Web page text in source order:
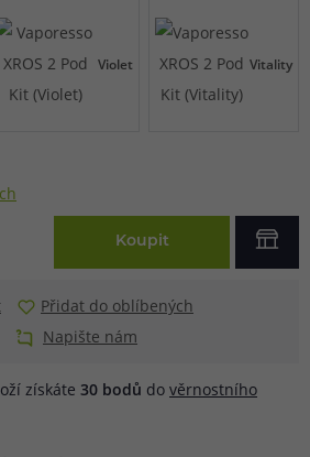
Violet Vitality
Koupit
Přidat do oblíbených
Napište nám
získáte 30 bodů do věrnostního